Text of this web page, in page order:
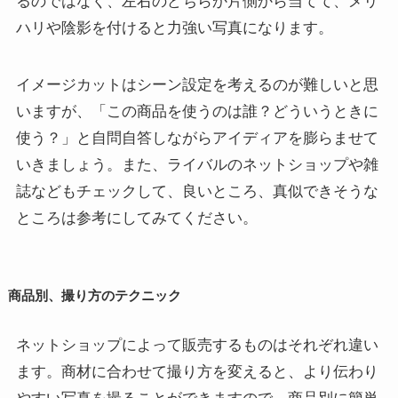
ハリや陰影を付けると力強い写真になります。
イメージカットはシーン設定を考えるのが難しいと思
いますが、「この商品を使うのは誰？どういうときに
使う？」と自問自答しながらアイディアを膨らませて
いきましょう。
また、ライバルのネットショップや雑
誌などもチェックして、良いところ、真似できそうな
ところは参考にしてみてください。
商品別、撮り方のテクニック
ネットショップによって販売するものはそれぞれ違い
ます。商材に合わせて撮り方を変えると、より伝わり